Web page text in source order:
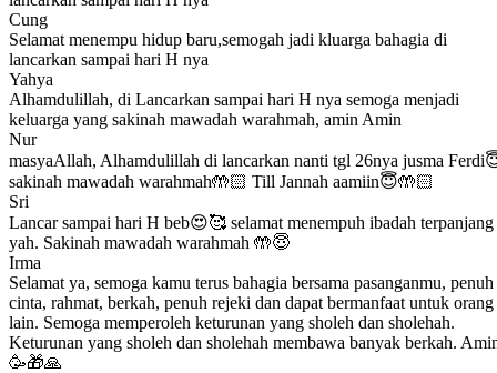
Cung
Selamat menempu hidup baru,semogah jadi kluarga bahagia di
lancarkan sampai hari H nya
Yahya
Alhamdulillah, di Lancarkan sampai hari H nya semoga menjadi
keluarga yang sakinah mawadah warahmah, amin Amin
Nur
masyaAllah, Alhamdulillah di lancarkan nanti tgl 26nya jusma
sakinah mawadah warahmah🤲🏻 Till Jannah aamiin😇🤲🏻
Sri
Lancar sampai hari H beb😍🥰 selamat menempuh ibadah terpanjang
yah. Sakinah mawadah warahmah 🤲😇
Irma
Selamat ya, semoga kamu terus bahagia bersama pasanganmu, penuh
cinta, rahmat, berkah, penuh rejeki dan dapat bermanfaat untuk orang
lain. Semoga memperoleh keturunan yang sholeh dan sholehah.
Keturunan yang sholeh dan sholehah membawa banyak berkah.
🥳🎁🙏